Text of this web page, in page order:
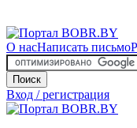
О насНаписать письмо
Поиск
Вход / регистрация